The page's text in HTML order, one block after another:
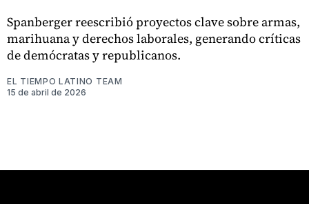
Spanberger reescribió proyectos clave sobre armas,
marihuana y derechos laborales, generando críticas
de demócratas y republicanos.
EL TIEMPO LATINO TEAM
15 de abril de 2026